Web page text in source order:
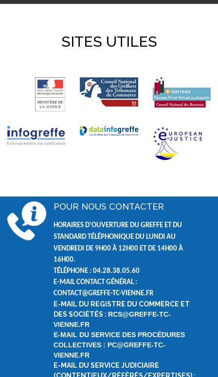
SITES UTILES
POUR NOUS CONTACTER
HORAIRES D'OUVERTURE DU GREFFE ET DU
STANDARD TÉLÉPHONIQUE DU LUNDI AU
VENDREDI DE 9H00 À 12H00 ET DE 14H00 À
16H00.
TÉLÉPHONE : 04.28.38.05.60
E-MAIL CONTACT GÉNÉRAL :
CONTACT@GREFFE-TC-VIENNE.FR
E-MAIL DU REGISTRE DU COMMERCE ET
DES SOCIÉTÉS : RCS@GREFFE-TC-
VIENNE.FR
E-MAIL DU SERVICE DES PROCÉDURES
COLLECTIVES : PC@GREFFE-TC-
VIENNE.FR
E-MAIL DU SERVICE JUDICIAIRE